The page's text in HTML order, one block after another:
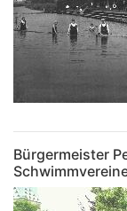
Bürgermeister